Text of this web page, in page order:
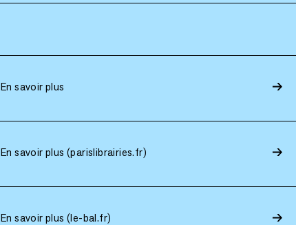
En savoir plus
En savoir plus (parislibrairies.fr)
En savoir plus (le-bal.fr)